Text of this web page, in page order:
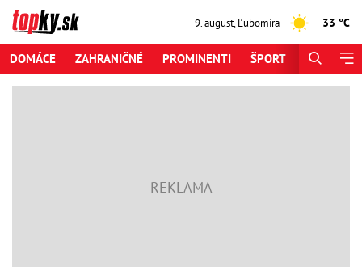
9. august,Ľubomíra 33 °C
DOMÁCE ZAHRANIČNÉ PROMINENTI ŠPORT